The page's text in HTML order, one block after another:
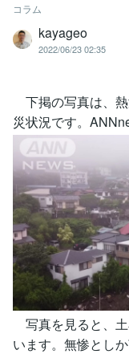
コラム
kayageo
2022/06/23 02:35
下掲の写真は、
災状況です。
写真を見ると、
います。無惨とし